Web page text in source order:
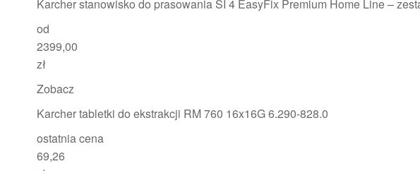
Karcher stanowisko do prasowania SI 4 EasyFix Premium Home Line –
od
2399,00
zł
Zobacz
Karcher tabletki do ekstrakcji RM 760 16x16G 6.290-828.0
ostatnia cena
69,26